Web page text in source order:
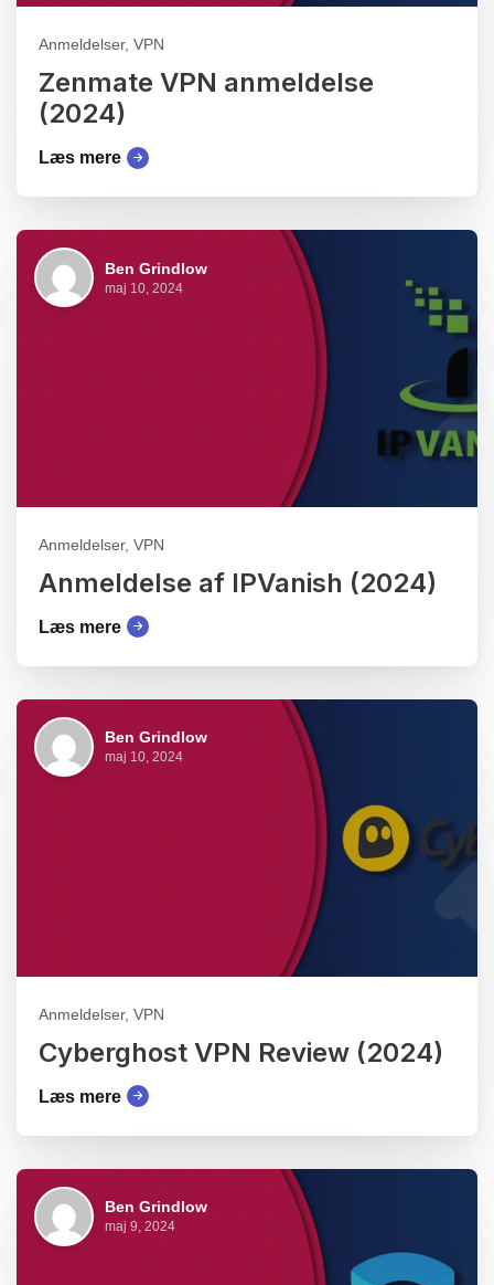
Anmeldelser, VPN
Zenmate VPN anmeldelse
(2024)
Læs mere
Ben Grindlow
maj 10, 2024
Anmeldelser, VPN
Anmeldelse af IPVanish (2024)
Læs mere
Ben Grindlow
maj 10, 2024
Anmeldelser, VPN
Cyberghost VPN Review (2024)
Læs mere
Ben Grindlow
maj 9, 2024